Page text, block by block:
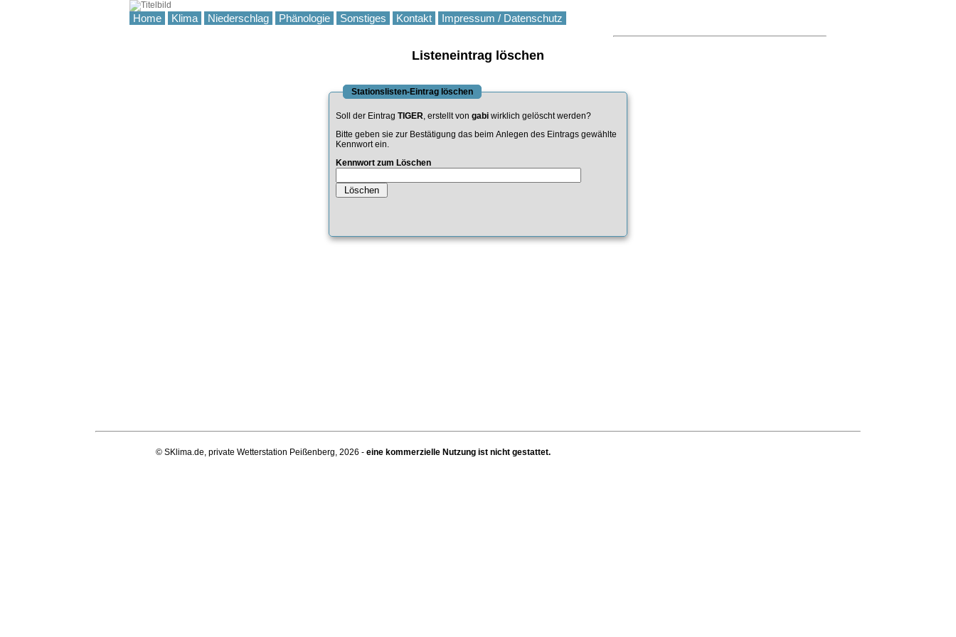
Home Klima Niederschlag Phänologie Sonstiges Kontakt Impressum / Datenschutz
Listeneintrag löschen
Stationslisten-Eintrag löschen
Soll der Eintrag TIGER, erstellt von gabi wirklich gelöscht werden?
Bitte geben sie zur Bestätigung das beim Anlegen des Eintrags gewählte
Kennwort ein.
Kennwort zum Löschen
© SKlima.de, private Wetterstation Peißenberg, 2026 - eine kommerzielle Nutzung ist nicht gestattet.